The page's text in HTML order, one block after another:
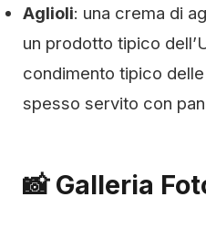
Aglioli: una crema di
un prodotto tipico
condimento tipico
spesso servito con
📸 Galleria